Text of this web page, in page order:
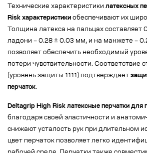
Технические характеристики латексных
Risk характеристики обеспечивают их
Толщина латекса на пальцах составляет
ладони – 0.28 ± 0.03 мм, и на манжете –
позволяет обеспечить необходимый
потери чувствительности. Соответствие
(уровень защиты 1111) подтверждает
перчаток.
Deltagrip High Risk латексные перчатки
благодаря своей эластичности и
снижают усталость рук при длительном
цвет перчаток позволяет легко